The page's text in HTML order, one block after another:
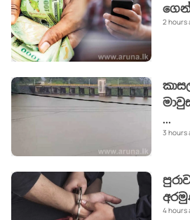
2 hours
...
3 hours
4 hours